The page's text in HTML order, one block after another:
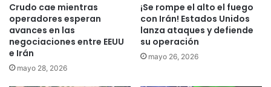
Crudo cae mientras
operadores esperan
avances en las
negociaciones entre EEUU
e Irán
mayo 28, 2026
¡Se rompe el alto el fuego
con Irán! Estados Unidos
lanza ataques y defiende
su operación
mayo 26, 2026